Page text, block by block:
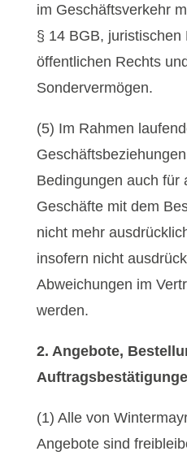
im Geschäftsverkehr
§ 14 BGB, juristischen
öffentlichen Rechts
Sondervermögen.
(5) Im Rahmen
Bedingungen auch für
Geschäfte mit dem
nicht mehr
insofern nicht
Abweichungen im
werden.
2. Angebote,
(1) Alle von
Angebote sind